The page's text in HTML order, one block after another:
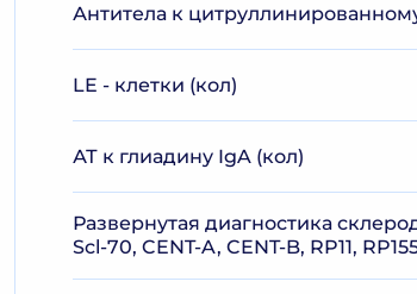
Антитела к
LE - клетки (кол)
АТ к глиадину IgA (кол)
Развернутая диагностика
Scl-70, CENT-A, CENT-B, RP11,